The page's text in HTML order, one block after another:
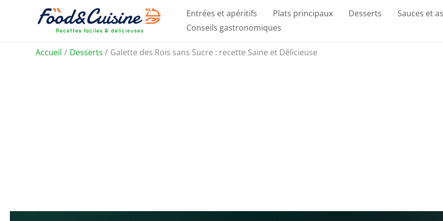
Entrées et apéritifs Plats principaux Desserts Sauces et
Conseils gastronomiques
Accueil Desserts Galette des Rois sans Sucre : recette Saine et Délicieuse